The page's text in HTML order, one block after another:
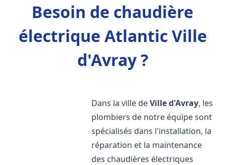
Besoin de chaudière
électrique Atlantic Ville
d'Avray ?
Dans la ville deVille d'Avray, les
plombiers de notre équipe sont
spécialisés dans l'installation, la
réparation et la maintenance
des chaudières électriques